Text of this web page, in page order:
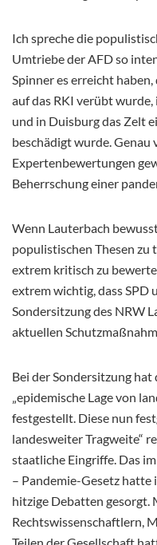
Ich spreche die
Umtriebe der AFD so
Spinner es erreicht
auf das RKI verübt
und in Duisburg das Zelt
beschädigt wurde. Genau
Expertenbewertungen
Beherrschung einer
Wenn Lauterbach
populistischen Thesen zu
extrem kritisch zu
extrem wichtig, dass SPD
Sondersitzung des NRW
aktuellen
Bei der Sondersitzung
„epidemische Lage von
festgestellt. Diese nun
landesweiter Tragweite“
staatliche Eingriffe. Das
– Pandemie-Gesetz
hitzige Debatten
Rechtswissenschaftlern,